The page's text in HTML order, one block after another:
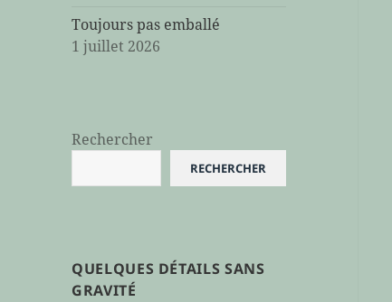
Toujours pas emballé
1 juillet 2026
Rechercher
RECHERCHER
QUELQUES DÉTAILS SANS
GRAVITÉ